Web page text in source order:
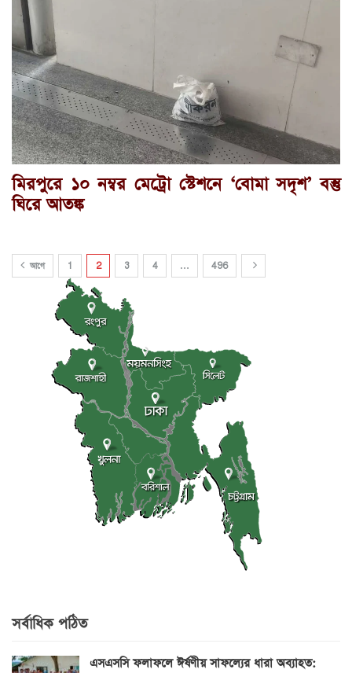
মিরপুরে ১০ নম্বর মেট্রো স্টেশনে ‘বোমা সদৃশ’ বস্তু
ঘিরে আতঙ্ক
আগে 1 2 3 4 … 496
সর্বাধিক পঠিত
এসএসসি ফলাফলে ঈর্ষণীয় সাফল্যের ধারা অব্যাহত: